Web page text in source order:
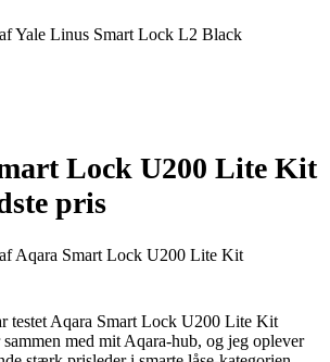
Lock U200 Lite Kit
pris
testet Aqara Smart Lock U200 Lite Kit
med mit Aqara-hub, og jeg oplever